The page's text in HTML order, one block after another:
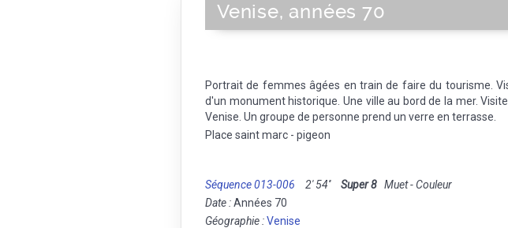
Venise, années 70
Portrait de femmes âgées en train de faire du tourisme.
d'un monument historique. Une ville au bord de la mer.
Venise. Un groupe de personne prend un verre en terrasse.
Place saint marc - pigeon
Séquence 013-006 2' 54'' Super 8 Muet - Couleur
Date :Années 70
Géographie :Venise